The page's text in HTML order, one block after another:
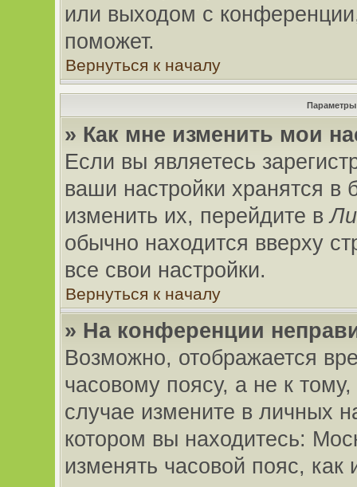
или выходом с
поможет.
Вернуться к началу
Параметры
» Как мне изменить мои
Если вы являетесь
ваши настройки хранятся
изменить их, перейдите в
обычно находится вверху
все свои настройки.
Вернуться к началу
» На конференции
Возможно, отображается
часовому поясу, а не к
случае измените в личных
котором вы находитесь:
изменять часовой пояс, как